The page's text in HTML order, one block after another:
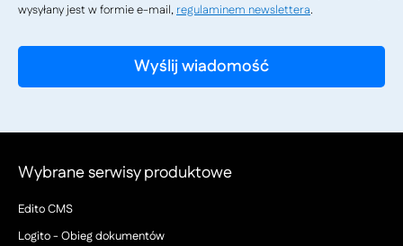
wysyłany jest w formie e-mail, regulaminem newslettera.
Wybrane serwisy produktowe
Edito CMS
Logito - Obieg dokumentów